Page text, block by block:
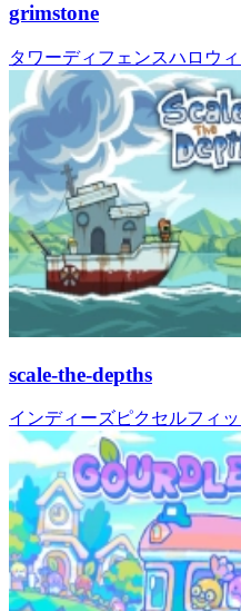
grimstone
タワーディフェンスハロウ
scale-the-depths
インディーズピクセルフィ